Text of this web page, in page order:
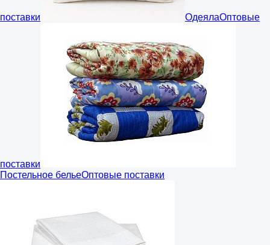
поставки ОдеялаОптовые
поставки
Постельное бельеОптовые поставки